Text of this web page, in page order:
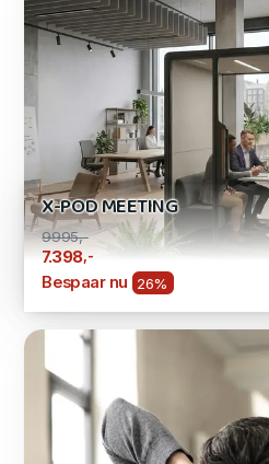
X-POD MEETING
9995,-
7.398 ,-
Bespaar nu 26%